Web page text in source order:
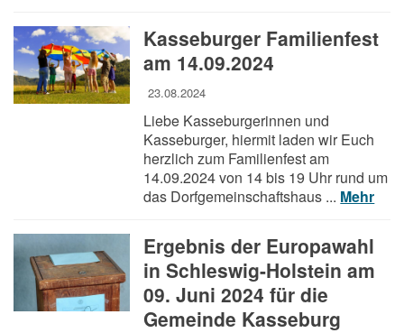
Kasseburger Familienfest
am 14.09.2024
23.08.2024
Liebe Kasseburgerinnen und
Kasseburger, hiermit laden wir Euch
herzlich zum Familienfest am
14.09.2024 von 14 bis 19 Uhr rund um
das Dorfgemeinschaftshaus ... Mehr
Ergebnis der Europawahl
in Schleswig-Holstein am
09. Juni 2024 für die
Gemeinde Kasseburg